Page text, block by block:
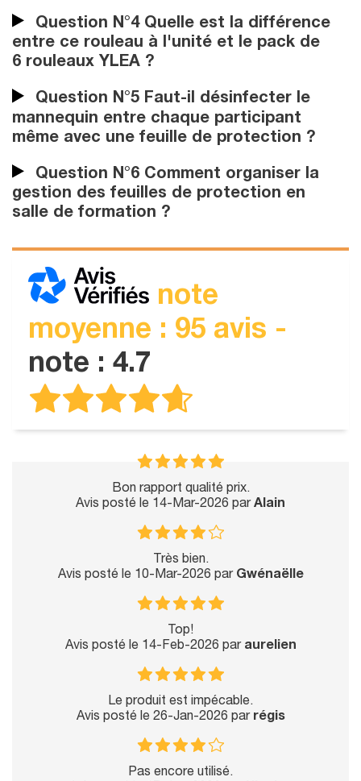
Question N°4 Quelle est la différence
entre ce rouleau à l'unité et le pack de
6 rouleaux YLEA ?
Question N°5 Faut-il désinfecter le
mannequin entre chaque participant
même avec une feuille de protection ?
Question N°6 Comment organiser la
gestion des feuilles de protection en
salle de formation ?
note
moyenne : 95 avis -
note : 4.7
Bon rapport qualité prix.
Avis posté le 14-Mar-2026 parAlain
Très bien.
Avis posté le 10-Mar-2026 par Gwénaëlle
Top!
Avis posté le 14-Feb-2026 par aurelien
Le produit est impécable.
Avis posté le 26-Jan-2026 par régis
Pas encore utilisé.